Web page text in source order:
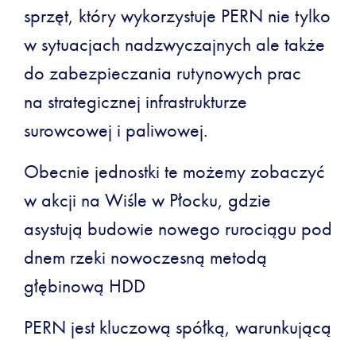
sprzęt, który wykorzystuje PERN nie tylko
w sytuacjach nadzwyczajnych ale także
do zabezpieczania rutynowych prac
na strategicznej infrastrukturze
surowcowej i paliwowej.
Obecnie jednostki te możemy zobaczyć
w akcji na Wiśle w Płocku, gdzie
asystują budowie nowego rurociągu pod
dnem rzeki nowoczesną metodą
głębinową HDD
PERN jest kluczową spółką, warunkującą